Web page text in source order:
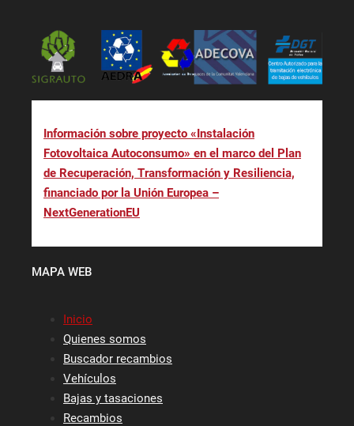
Información sobre proyecto «Instalación
Fotovoltaica Autoconsumo» en el marco del Plan
de Recuperación, Transformación y Resiliencia,
financiado por la Unión Europea –
NextGenerationEU
MAPA WEB
Inicio
Quienes somos
Buscador recambios
Vehículos
Bajas y tasaciones
Recambios